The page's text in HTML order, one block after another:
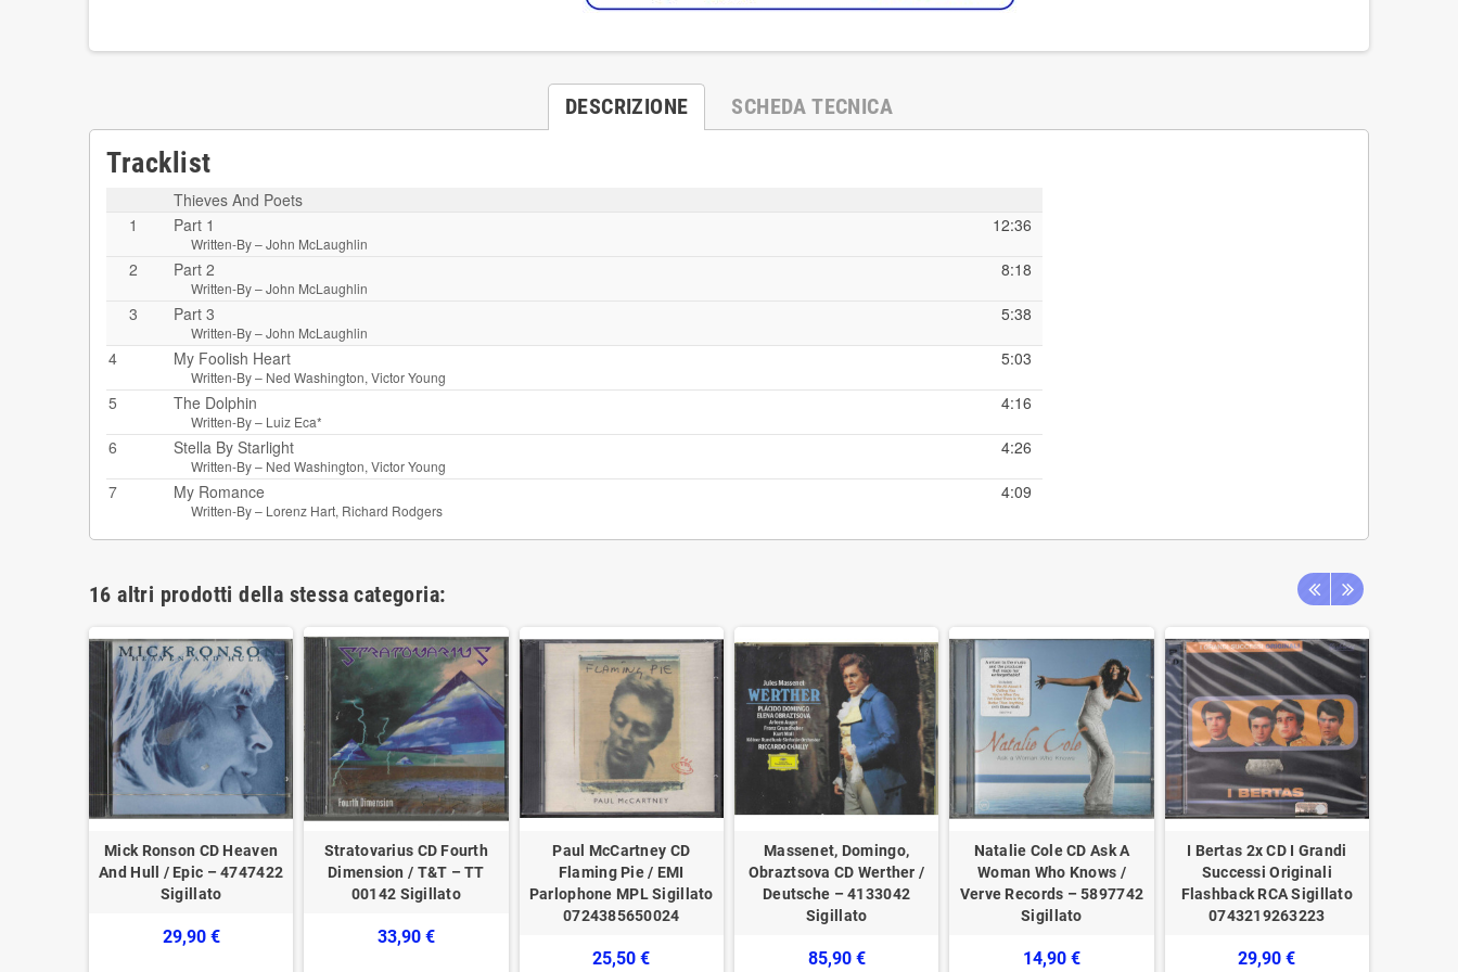
DESCRIZIONE SCHEDA TECNICA
Tracklist
Thieves And Poets
1
Part 1
Written-By –John McLaughlin
12:36
2 Part 2
Written-By –John McLaughlin
8:18
3 Part 3
Written-By –John McLaughlin
5:38
4 My Foolish Heart
Written-By – Ned Washington, Victor Young
5:03
5 The Dolphin
Written-By – Luiz Eca*
4:16
6 Stella By Starlight
Written-By – Ned Washington, Victor Young
4:26
7 My Romance
Written-By – Lorenz Hart, Richard Rodgers
4:09
16 altri prodotti della stessa categoria:
Mick Ronson CD Heaven
And Hull / Epic – 4747422
Sigillato
29,90 €
Stratovarius CD Fourth
Dimension / T&T – TT
00142 Sigillato
33,90 €
Paul McCartney ‎CD
Flaming Pie / EMI
Parlophone MPL Sigillato
0724385650024
25,50 €
Massenet, Domingo,
Obraztsova CD Werther /
Deutsche – 4133042
Sigillato
85,90 €
Natalie Cole CD Ask A
Woman Who Knows /
Verve Records – 5897742
Sigillato
14,90 €
I Bertas 2x CD I Grandi
Successi Originali
Flashback RCA Sigillato
0743219263223
29,90 €